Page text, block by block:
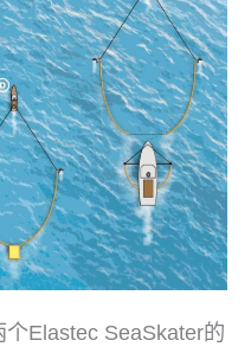
Elastec SeaSkater的